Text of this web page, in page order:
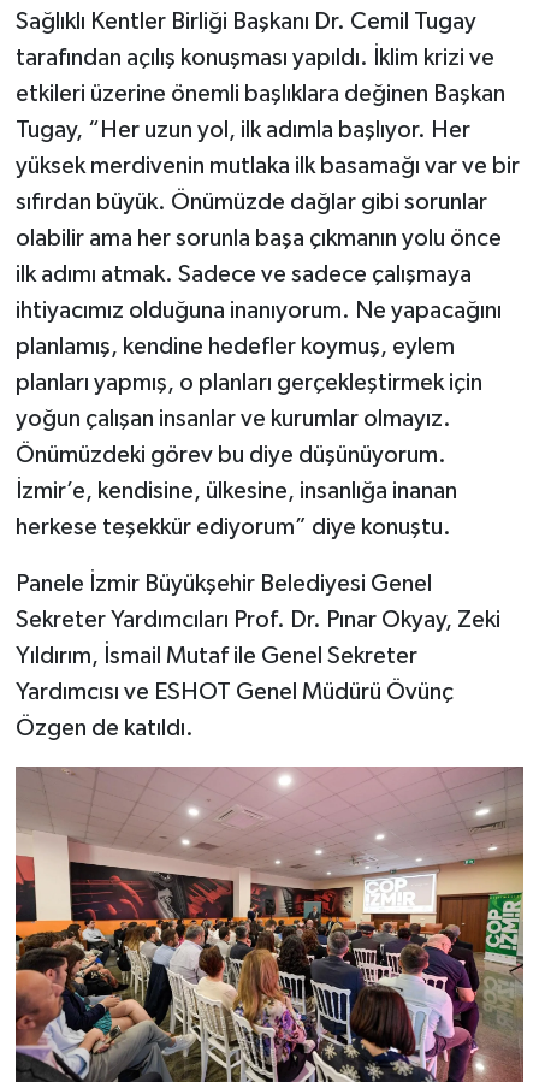
Sağlıklı Kentler Birliği Başkanı Dr. Cemil Tugay
tarafından açılış konuşması yapıldı. İklim krizi ve
etkileri üzerine önemli başlıklara değinen Başkan
Tugay, “Her uzun yol, ilk adımla başlıyor. Her
yüksek merdivenin mutlaka ilk basamağı var ve bir
sıfırdan büyük. Önümüzde dağlar gibi sorunlar
olabilir ama her sorunla başa çıkmanın yolu önce
ilk adımı atmak. Sadece ve sadece çalışmaya
ihtiyacımız olduğuna inanıyorum. Ne yapacağını
planlamış, kendine hedefler koymuş, eylem
planları yapmış, o planları gerçekleştirmek için
yoğun çalışan insanlar ve kurumlar olmayız.
Önümüzdeki görev bu diye düşünüyorum.
İzmir’e, kendisine, ülkesine, insanlığa inanan
herkese teşekkür ediyorum” diye konuştu.
Panele İzmir Büyükşehir Belediyesi Genel
Sekreter Yardımcıları Prof. Dr. Pınar Okyay, Zeki
Yıldırım, İsmail Mutaf ile Genel Sekreter
Yardımcısı ve ESHOT Genel Müdürü Övünç
Özgen de katıldı.